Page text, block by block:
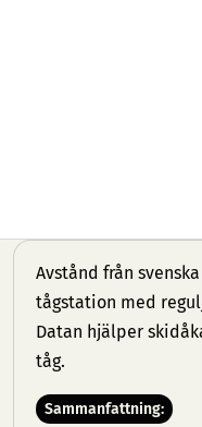
Avstånd från
tågstation med
Datan hjälper
tåg.
Sammanfattning: